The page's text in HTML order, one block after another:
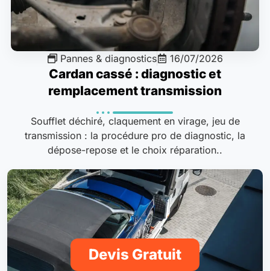
Pannes & diagnostics 16/07/2026
Cardan cassé : diagnostic et
remplacement transmission
Soufflet déchiré, claquement en virage, jeu de
transmission : la procédure pro de diagnostic, la
dépose-repose et le choix réparation..
Devis Gratuit